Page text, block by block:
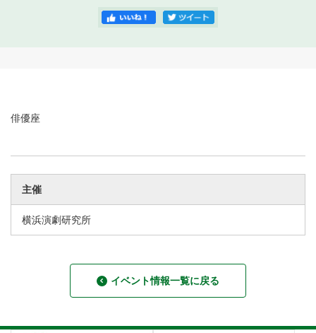
俳優座
主催
横浜演劇研究所
イベント情報一覧に戻る